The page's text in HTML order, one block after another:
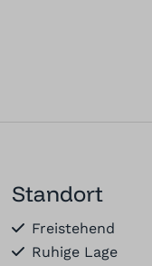
Standort
Freistehend
Ruhige Lage